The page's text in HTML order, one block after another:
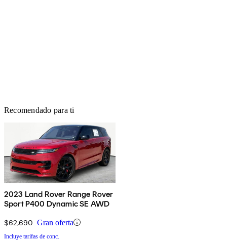
Recomendado para ti
2023 Land Rover Range Rover
Sport P400 Dynamic SE AWD
$62,690 Gran oferta
Incluye tarifas de conc.